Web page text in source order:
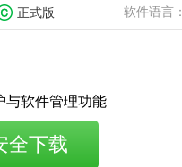
正式版 软件语言
与软件管理功能
全下载